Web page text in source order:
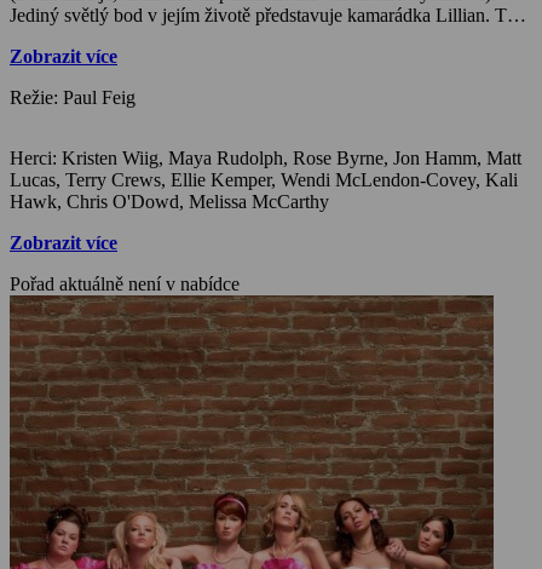
Jediný světlý bod v jejím životě představuje kamarádka Lillian. Ta jí
pochopitelně slíbí, že jí se svatebními přípravami pomůže. Snaží se o
Lillianiny přítelkyně, mezi nimiž vyniká krásná, bohatá a chytrá
skončí zatčením, otravou jídlem, ohavnou scénou nebo sexem s
dopravákem. A navíc to vypadá, že Lillian dochází s kamarádkou
trpělivost…
Zobrazit více
Režie: Paul Feig
Herci: Kristen Wiig, Maya Rudolph, Rose Byrne, Jon Hamm, Matt
Lucas, Terry Crews, Ellie Kemper, Wendi McLendon-Covey, Kali
Hawk, Chris O'Dowd, Melissa McCarthy
Zobrazit více
Pořad aktuálně není v nabídce